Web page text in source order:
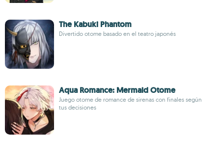
The Kabuki Phantom
Divertido otome basado en el teatro japonés
Aqua Romance: Mermaid Otome
Juego otome de romance de sirenas con finales según
tus decisiones